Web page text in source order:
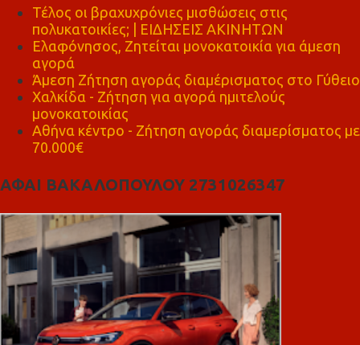
Τέλος οι βραχυχρόνιες μισθώσεις στις
πολυκατοικίες; | ΕΙΔΗΣΕΙΣ ΑΚΙΝΗΤΩΝ
Ελαφόνησος, Ζητείται μονοκατοικία για άμεση
αγορά
Άμεση Ζήτηση αγοράς διαμέρισματος στο Γύθειο
Χαλκίδα - Ζήτηση για αγορά ημιτελούς
μονοκατοικίας
Αθήνα κέντρο - Ζήτηση αγοράς διαμερίσματος με
70.000€
ΑΦΑΙ ΒΑΚΑΛΟΠΟΥΛΟΥ 2731026347